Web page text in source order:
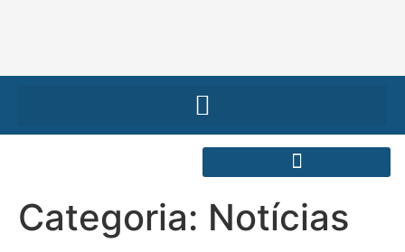
Categoria: Notícias